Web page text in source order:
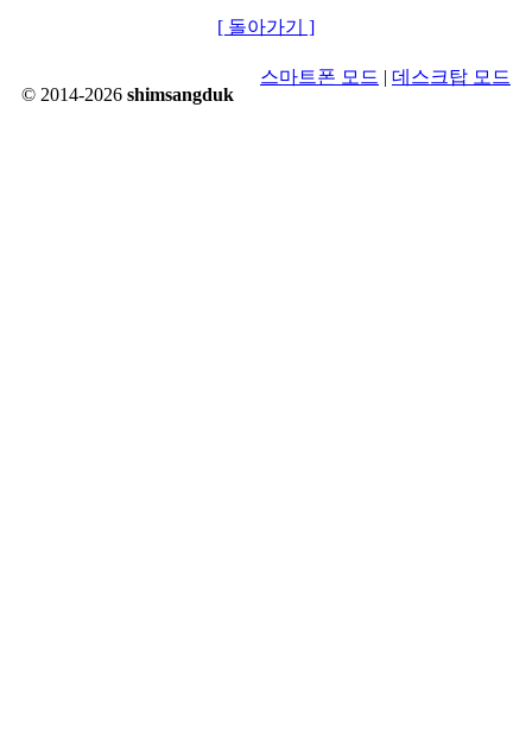
[ 돌아가기 ]
© 2014-2026 shimsangduk
스마트폰 모드 | 데스크탑 모드